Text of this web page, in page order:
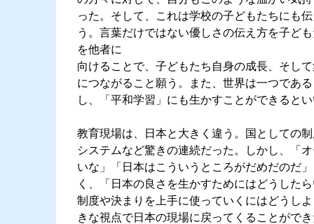
った。そして、これは学校の子どもたちにも
う。言葉だけではない優しさの伝え方を子ど
を他者に
向けることで、子どもたち自身の成長、そし
につながること願う。また、世界は一つであ
し、「平和学習」にも生かすことができると
教育現場は、日本と大きく違う。国としての
システムなど驚きの連続だった。しかし、「
いな」「日本はこういうところがだめだのだ
く、「日本の良さを生かすためにはどうした
制度や決まりを上手に使っていくにはどうし
きな視点で日本の現場に戻ってくることがで